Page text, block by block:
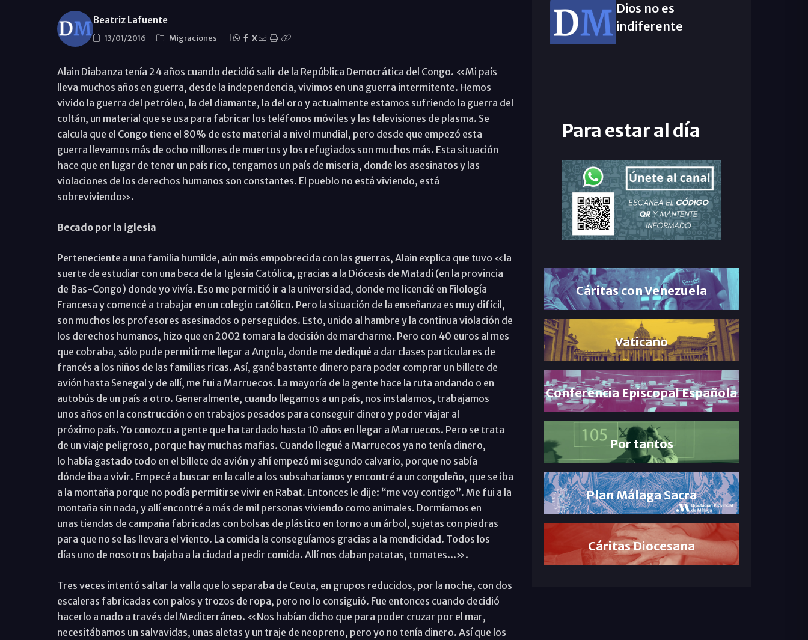
Beatriz Lafuente
13/01/2016 Migraciones X
Alain Diabanza tenía 24 años cuando decidió salir de la República Democrática del Congo. «Mi país
lleva muchos años en guerra, desde la independencia, vivimos en una guerra intermitente. Hemos
vivido la guerra del petróleo, la del diamante, la del oro y actualmente estamos sufriendo la guerra del
coltán, un material que se usa para fabricar los teléfonos móviles y las televisiones de plasma. Se
calcula que el Congo tiene el 80% de este material a nivel mundial, pero desde que empezó esta
guerra llevamos más de ocho millones de muertos y los refugiados son muchos más. Esta situación
hace que en lugar de tener un país rico, tengamos un país de miseria, donde los asesinatos y las
violaciones de los derechos humanos son constantes. El pueblo no está viviendo, está
sobreviviendo».
Becado por la iglesia
Perteneciente a una familia humilde, aún más empobrecida con las guerras, Alain explica que tuvo «la
suerte de estudiar con una beca de la Iglesia Católica, gracias a la Diócesis de Matadi (en la provincia
de Bas-Congo) donde yo vivía. Eso me permitió ir a la universidad, donde me licencié en Filología
Francesa y comencé a trabajar en un colegio católico. Pero la situación de la enseñanza es muy difícil,
son muchos los profesores asesinados o perseguidos. Esto, unido al hambre y la continua violación de
los derechos humanos, hizo que en 2002 tomara la decisión de marcharme. Pero con 40 euros al mes
que cobraba, sólo pude permitirme llegar a Angola, donde me dediqué a dar clases particulares de
francés a los niños de las familias ricas. Así, gané bastante dinero para poder comprar un billete de
avión hasta Senegal y de allí, me fui a Marruecos. La mayoría de la gente hace la ruta andando o en
autobús de un país a otro. Generalmente, cuando llegamos a un país, nos instalamos, trabajamos
unos años en la construcción o en trabajos pesados para conseguir dinero y poder viajar al
próximo país. Yo conozco a gente que ha tardado hasta 10 años en llegar a Marruecos. Pero se trata
de un viaje peligroso, porque hay muchas mafias. Cuando llegué a Marruecos ya no tenía dinero,
lo había gastado todo en el billete de avión y ahí empezó mi segundo calvario, porque no sabía
dónde iba a vivir. Empecé a buscar en la calle a los subsaharianos y encontré a un congoleño, que se iba
a la montaña porque no podía permitirse vivir en Rabat. Entonces le dije: “me voy contigo”. Me fui a la
montaña sin nada, y allí encontré a más de mil personas viviendo como animales. Dormíamos en
unas tiendas de campaña fabricadas con bolsas de plástico en torno a un árbol, sujetas con piedras
para que no se las llevara el viento. La comida la conseguíamos gracias a la mendicidad. Todos los
días uno de nosotros bajaba a la ciudad a pedir comida. Allí nos daban patatas, tomates...».
Tres veces intentó saltar la valla que lo separaba de Ceuta, en grupos reducidos, por la noche, con dos
escaleras fabricadas con palos y trozos de ropa, pero no lo consiguió. Fue entonces cuando decidió
hacerlo a nado a través del Mediterráneo. «Nos habían dicho que para poder cruzar por el mar,
necesitábamos un salvavidas, unas aletas y un traje de neopreno, pero yo no tenía dinero. Así que los
Dios no es
indiferente
Para estar al día
Cáritas con Venezuela
Vaticano
Conferencia Episcopal Española
Por tantos
Plan Málaga Sacra
Cáritas Diocesana